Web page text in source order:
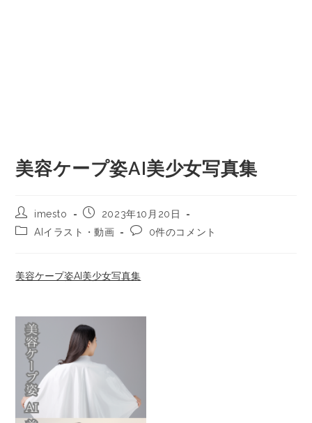
美容ケープ姿AI美少女写真集
imesto
2023年10月20日
AIイラスト・動画
0件のコメント
美容ケープ姿AI美少女写真集